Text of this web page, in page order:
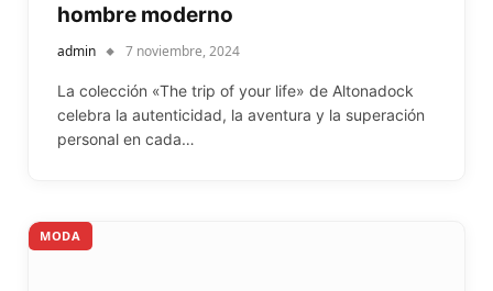
hombre moderno
admin 7 noviembre, 2024
La colección «The trip of your life» de Altonadock
celebra la autenticidad, la aventura y la superación
personal en cada…
MODA